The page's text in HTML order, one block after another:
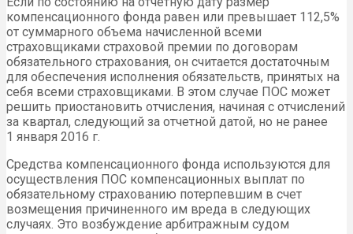
компенсационного фонда равен или превышает 112,5%
от суммарного объема начисленной всеми
страховщиками страховой премии по договорам
обязательного страхования, он считается достаточным
для обеспечения исполнения обязательств, принятых на
себя всеми страховщиками. В этом случае ПОС может
решить приостановить отчисления, начиная с отчислений
за квартал, следующий за отчетной датой, но не ранее
1 января 2016 г.
Средства компенсационного фонда используются для
осуществления ПОС компенсационных выплат по
обязательному страхованию потерпевшим в счет
возмещения причиненного им вреда в следующих
случаях. Это возбуждение арбитражным судом